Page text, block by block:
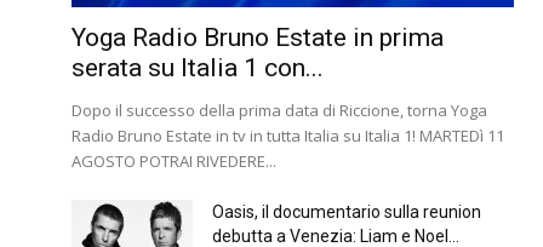
Yoga Radio Bruno Estate in prima
serata su Italia 1 con...
Dopo il successo della prima data di Riccione, torna Yoga
Radio Bruno Estate in tv in tutta Italia su Italia 1! MARTEDì 11
AGOSTO POTRAI RIVEDERE...
Oasis, il documentario sulla reunion
debutta a Venezia: Liam e Noel...